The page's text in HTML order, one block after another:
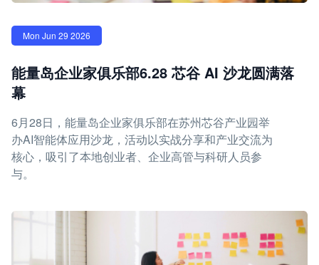
Mon Jun 29 2026
能量岛企业家俱乐部6.28 芯谷 AI 沙龙圆满落
幕
6月28日，能量岛企业家俱乐部在苏州芯谷产业园举
办AI智能体应用沙龙，活动以实战分享和产业交流为
核心，吸引了本地创业者、企业高管与科研人员参
与。